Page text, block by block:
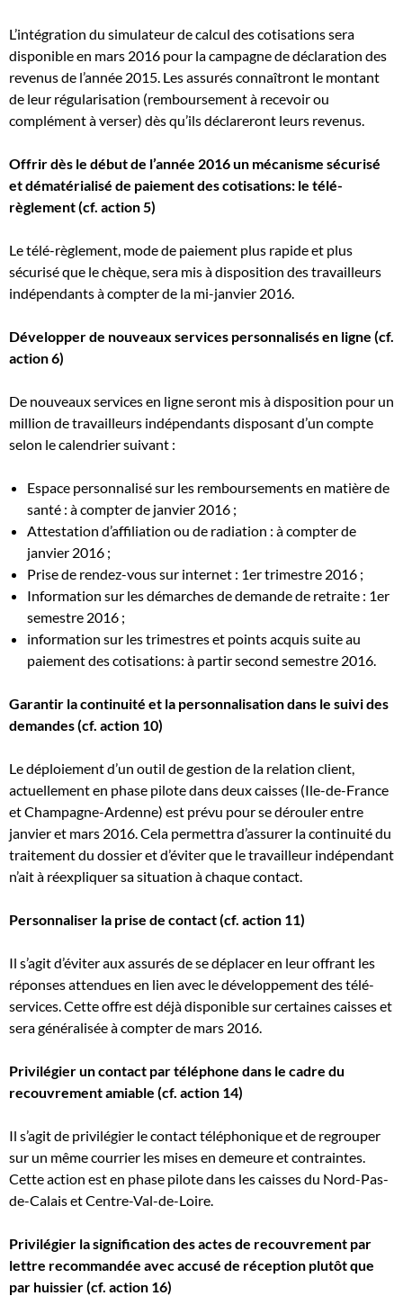
L’intégration du simulateur de calcul des cotisations sera
disponible en mars 2016 pour la campagne de déclaration des
revenus de l’année 2015. Les assurés connaîtront le montant
de leur régularisation (remboursement à recevoir ou
complément à verser) dès qu’ils déclareront leurs revenus.
Offrir dès le début de l’année 2016 un mécanisme sécurisé
et dématérialisé de paiement des cotisations: le télé-
règlement (cf. action 5)
Le télé-règlement, mode de paiement plus rapide et plus
sécurisé que le chèque, sera mis à disposition des travailleurs
indépendants à compter de la mi-janvier 2016.
Développer de nouveaux services personnalisés en ligne (cf.
action 6)
De nouveaux services en ligne seront mis à disposition pour un
million de travailleurs indépendants disposant d’un compte
selon le calendrier suivant :
Espace personnalisé sur les remboursements en matière de
santé : à compter de janvier 2016 ;
Attestation d’affiliation ou de radiation : à compter de
janvier 2016 ;
Prise de rendez-vous sur internet : 1er trimestre 2016 ;
Information sur les démarches de demande de retraite : 1er
semestre 2016 ;
information sur les trimestres et points acquis suite au
paiement des cotisations: à partir second semestre 2016.
Garantir la continuité et la personnalisation dans le suivi des
demandes (cf. action 10)
Le déploiement d’un outil de gestion de la relation client,
actuellement en phase pilote dans deux caisses (Ile-de-France
et Champagne-Ardenne) est prévu pour se dérouler entre
janvier et mars 2016. Cela permettra d’assurer la continuité du
traitement du dossier et d’éviter que le travailleur indépendant
n’ait à réexpliquer sa situation à chaque contact.
Personnaliser la prise de contact (cf. action 11)
Il s’agit d’éviter aux assurés de se déplacer en leur offrant les
réponses attendues en lien avec le développement des télé-
services. Cette offre est déjà disponible sur certaines caisses et
sera généralisée à compter de mars 2016.
Privilégier un contact par téléphone dans le cadre du
recouvrement amiable (cf. action 14)
Il s’agit de privilégier le contact téléphonique et de regrouper
sur un même courrier les mises en demeure et contraintes.
Cette action est en phase pilote dans les caisses du Nord-Pas-
de-Calais et Centre-Val-de-Loire.
Privilégier la signification des actes de recouvrement par
lettre recommandée avec accusé de réception plutôt que
par huissier (cf. action 16)